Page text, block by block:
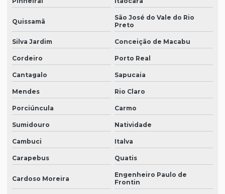
Quissamã
São José do Vale do Rio
Preto
Silva Jardim Conceição de Macabu
Cordeiro Porto Real
Cantagalo Sapucaia
Mendes Rio Claro
Porciúncula Carmo
Sumidouro Natividade
Cambuci Italva
Carapebus Quatis
Cardoso Moreira
Engenheiro Paulo de
Frontin